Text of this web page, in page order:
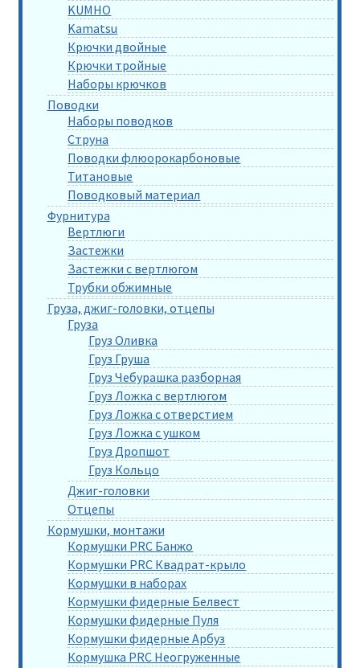
KUMHO
Kamatsu
Крючки двойные
Крючки тройные
Наборы крючков
Поводки
Наборы поводков
Струна
Поводки флюорокарбоновые
Титановые
Поводковый материал
Фурнитура
Вертлюги
Застежки
Застежки с вертлюгом
Трубки обжимные
Груза, джиг-головки, отцепы
Груза
Груз Оливка
Груз Груша
Груз Чебурашка разборная
Груз Ложка с вертлюгом
Груз Ложка с отверстием
Груз Ложка с ушком
Груз Дропшот
Груз Кольцо
Джиг-головки
Отцепы
Кормушки, монтажи
Кормушки PRC Банжо
Кормушки PRC Квадрат-крыло
Кормушки в наборах
Кормушки фидерные Белвест
Кормушки фидерные Пуля
Кормушки фидерные Арбуз
Кормушка PRC Неогруженные